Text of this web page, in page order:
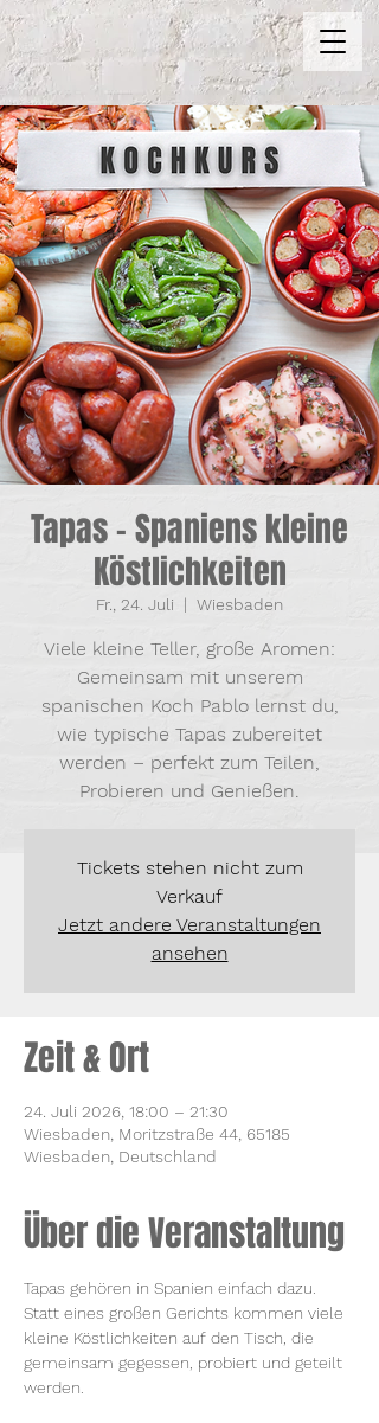
Tapas – Spaniens kleine
Köstlichkeiten
Fr., 24. Juli
  |
Wiesbaden
Viele kleine Teller, große Aromen:
Gemeinsam mit unserem
spanischen Koch Pablo lernst du,
wie typische Tapas zubereitet
werden – perfekt zum Teilen,
Probieren und Genießen.
Tickets stehen nicht zum
Verkauf
Jetzt andere Veranstaltungen
ansehen
Zeit & Ort
24. Juli 2026, 18:00 – 21:30
Wiesbaden, Moritzstraße 44, 65185
Wiesbaden, Deutschland
Über die Veranstaltung
Tapas gehören in Spanien einfach dazu.
Statt eines großen Gerichts kommen viele
kleine Köstlichkeiten auf den Tisch, die
gemeinsam gegessen, probiert und geteilt
werden.